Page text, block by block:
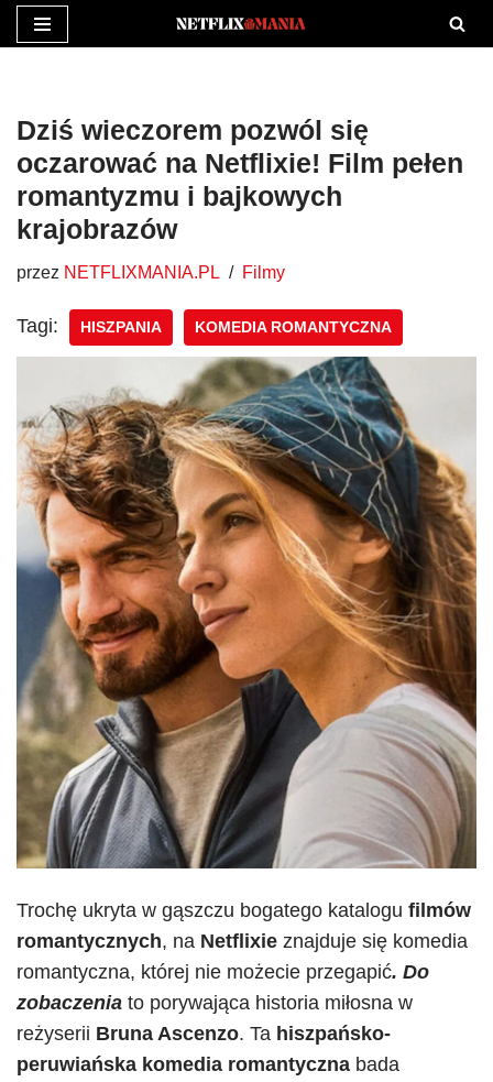
treści
Dziś wieczorem pozwól się
oczarować na Netflixie! Film pełen
romantyzmu i bajkowych
krajobrazów
przez NETFLIXMANIA.PL Filmy
Tagi: HISZPANIA KOMEDIA ROMANTYCZNA
Trochę ukryta w gąszczu bogatego katalogu filmów
romantycznych, na Netflixie znajduje się komedia
romantyczna, której nie możecie przegapić. Do
zobaczenia to porywająca historia miłosna w
reżyserii Bruna Ascenzo. Ta hiszpańsko-
peruwiańska komedia romantyczna bada